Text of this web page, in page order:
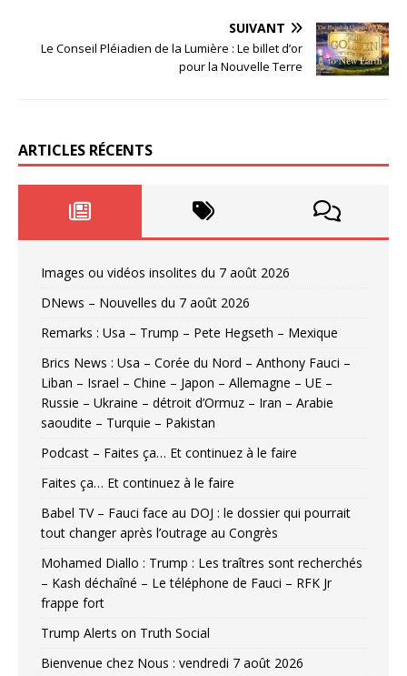
SUIVANT
Le Conseil Pléiadien de la Lumière : Le billet d’or
pour la Nouvelle Terre
ARTICLES RÉCENTS
Images ou vidéos insolites du 7 août 2026
DNews – Nouvelles du 7 août 2026
Remarks : Usa – Trump – Pete Hegseth – Mexique
Brics News : Usa – Corée du Nord – Anthony Fauci –
Liban – Israel – Chine – Japon – Allemagne – UE –
Russie – Ukraine – détroit d’Ormuz – Iran – Arabie
saoudite – Turquie – Pakistan
Podcast – Faites ça… Et continuez à le faire
Faites ça… Et continuez à le faire
Babel TV – Fauci face au DOJ : le dossier qui pourrait
tout changer après l’outrage au Congrès
Mohamed Diallo : Trump : Les traîtres sont recherchés
– Kash déchaîné – Le téléphone de Fauci – RFK Jr
frappe fort
Trump Alerts on Truth Social
Bienvenue chez Nous : vendredi 7 août 2026